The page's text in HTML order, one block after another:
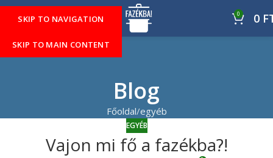
SKIP TO NAVIGATION
SKIP TO MAIN CONTENT
MENÜ 0 0
Blog
Főoldal egyéb
EGYÉB
Vajon mi fő a fazékba?!